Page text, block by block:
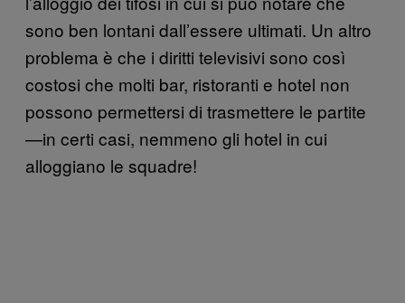
sono ben lontani dall’essere ultimati. Un altro
problema è che i diritti televisivi sono così
costosi che molti bar, ristoranti e hotel non
possono permettersi di trasmettere le partite
—in certi casi, nemmeno gli hotel in cui
alloggiano le squadre!